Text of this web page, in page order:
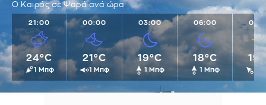
Ο Καιρός σε Ψαρά ανά ώρα
21:00
24°C
1 Μπφ
00:00
21°C
1 Μπφ
03:00
19°C
1 Μπφ
06:00
18°C
1 Μπφ